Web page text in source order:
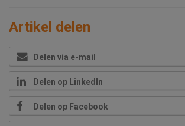
Artikel delen
Delen via e-mail
Delen op LinkedIn
Delen op Facebook